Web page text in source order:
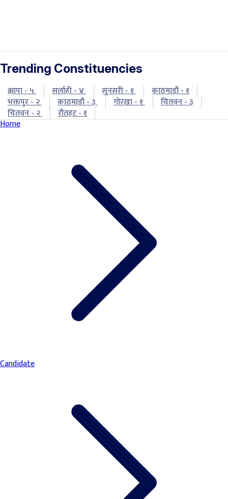
Trending Constituencies
झापा - ५ सर्लाही - ४ सुनसरी - १
काठमाडौं - १
भक्तपुर - २
काठमाडौं - ३ गोरखा - १
चितवन - ३
चितवन - २
रौतहट - १
Home
Candidate